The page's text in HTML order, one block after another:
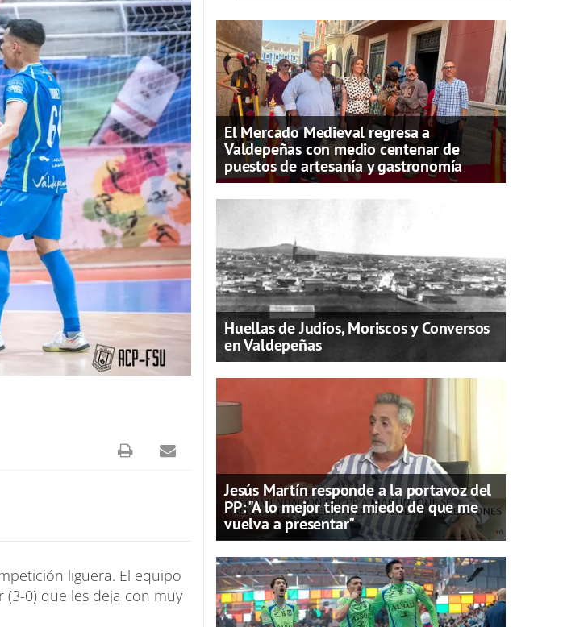
liguera. El equipo
0) que les deja con muy
El Mercado Medieval regresa a
Valdepeñas con medio centenar de
puestos de artesanía y gastronomía
Huellas de Judíos, Moriscos y Conversos
en Valdepeñas
Jesús Martín responde a la portavoz del
PP: "A lo mejor tiene miedo de que me
vuelva a presentar"